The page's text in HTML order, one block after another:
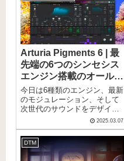
Arturia Pigments 6 | 最
先端の6つのシンセシス
エンジン搭載のオールイ
ンワンソフトウェアシン
セ。既存ユーザーは無料
アップデート可能！
今日は6種類のエンジン、最新
のモジュレーション、そして
次世代のサウンドをデザイン
するためのすべての機能を備
えた、オールインワン・ソフ
トウェア・シンセサイザー、
ARTURIA「PIgments 6」をご
紹介。
2025.03.07
DTM